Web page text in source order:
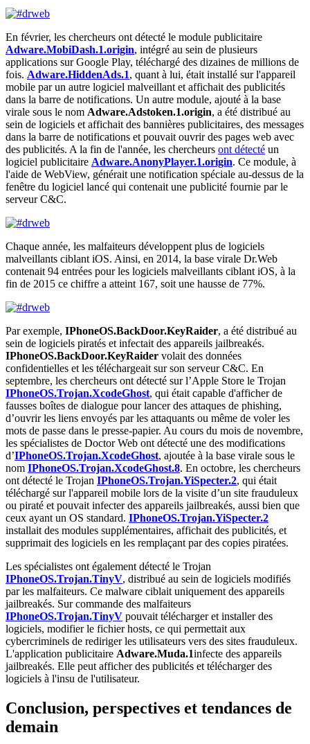
En février, les chercheurs ont détecté le module publicitaire
Adware.MobiDash.1.origin, intégré au sein de plusieurs
applications sur Google Play, téléchargé des dizaines de millions de
fois. Adware.HiddenAds.1, quant à lui, était installé sur l'appareil
mobile par un autre logiciel malveillant et affichait des publicités
dans la barre de notifications. Un autre module, ajouté à la base
virale sous le nom Adware.Adstoken.1.origin, a été distribué au
sein de logiciels et affichait des bannières publicitaires, des messages
dans la barre de notifications et pouvait ouvrir des pages web avec
des publicités. A la fin de l'année, les chercheurs ont détecté un
logiciel publicitaire Adware.AnonyPlayer.1.origin. Ce module, à
l'aide de WebView, générait une notification spéciale au-dessus de la
fenêtre du logiciel lancé qui contenait une publicité fournie par le
serveur C&C.
Chaque année, les malfaiteurs développent plus de logiciels
malveillants ciblant iOS. Ainsi, en 2014, la base virale Dr.Web
contenait 94 entrées pour les logiciels malveillants ciblant iOS, à la
fin de 2015 ce chiffre a atteint 167, soit une hausse de 77%.
Par exemple, IPhoneOS.BackDoor.KeyRaider, a été distribué au
sein de logiciels piratés et infectait des appareils jailbreakés.
IPhoneOS.BackDoor.KeyRaider volait des données
confidentielles et les téléchargeait sur son serveur C&C. En
septembre, les chercheurs ont détecté sur l’Apple Store le Trojan
IPhoneOS.Trojan.XcodeGhost, qui était capable d'afficher de
fausses boîtes de dialogue pour lancer des attaques de phishing,
d’ouvrir les liens envoyés par les attaquants ou même de voler les
mots de passe dans le presse-papier. Au cours du mois de novembre,
les spécialistes de Doctor Web ont détecté une des modifications
d’IPhoneOS.Trojan.XcodeGhost, ajoutée à la base virale sous le
nom IPhoneOS.Trojan.XcodeGhost.8. En octobre, les chercheurs
ont détecté le Trojan IPhoneOS.Trojan.YiSpecter.2, qui était
téléchargé sur l'appareil mobile lors de la visite d’un site frauduleux
ou piraté et pouvait infecter des appareils jailbreakés, aussi bien que
ceux ayant un OS standard. IPhoneOS.Trojan.YiSpecter.2
installait des modules supplémentaires, affichait des publicités, et
supprimait des logiciels en les remplaçant par des copies piratées.
Les spécialistes ont également détecté le Trojan
IPhoneOS.Trojan.TinyV, distribué au sein de logiciels modifiés
par les malfaiteurs. Ce malware ciblait uniquement des appareils
jailbreakés. Sur commande des malfaiteurs
IPhoneOS.Trojan.TinyV pouvait télécharger et installer des
logiciels, modifier le fichier hosts, ce qui permettait aux
cybercriminels de rediriger les utilisateurs vers des sites frauduleux.
L'application publicitaire Adware.Muda.1infecte des appareils
jailbreakés. Elle peut afficher des publicités et télécharger des
logiciels à l'insu de l'utilisateur.
Conclusion, perspectives et tendances de
demain